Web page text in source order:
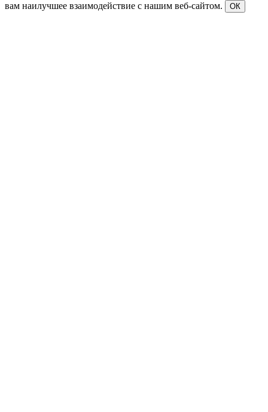
вам наилучшее взаимодействие с нашим веб-сайтом.
ОК